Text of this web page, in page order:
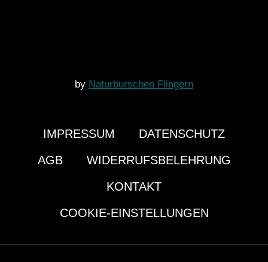
by Naturburschen Flingern
IMPRESSUM
DATENSCHUTZ
AGB
WIDERRUFSBELEHRUNG
KONTAKT
COOKIE-EINSTELLUNGEN